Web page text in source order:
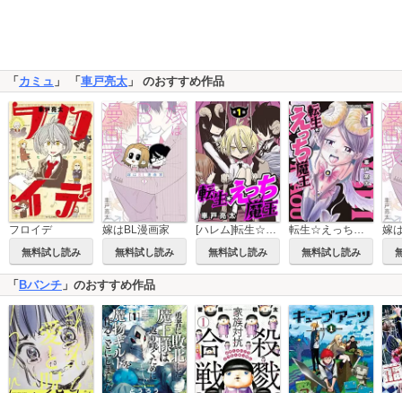
「 カミュ 」 「 車戸亮太 」 のおすすめ作品
フロイデ
無料試し読み
嫁はBL漫画家
無料試し読み
[ハレム]転生☆えっち魔王
無料試し読み
転生☆えっち魔王
無料試し読み
「 Bバンチ 」のおすすめ作品